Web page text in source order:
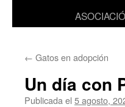
← Gatos en adopción
Un día con
Publicada el 5 agosto,